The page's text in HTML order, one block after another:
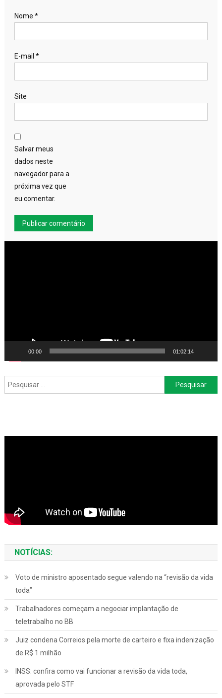
Nome *
E-mail *
Site
Salvar meus
dados neste
navegador para a
próxima vez que
eu comentar.
00:00 01:02:14
Pesquisar
por:
NOTÍCIAS:
Voto de ministro aposentado segue valendo na “revisão da vida
toda”
Trabalhadores começam a negociar implantação de
teletrabalho no BB
Juiz condena Correios pela morte de carteiro e fixa indenização
de R$ 1 milhão
INSS: confira como vai funcionar a revisão da vida toda,
aprovada pelo STF